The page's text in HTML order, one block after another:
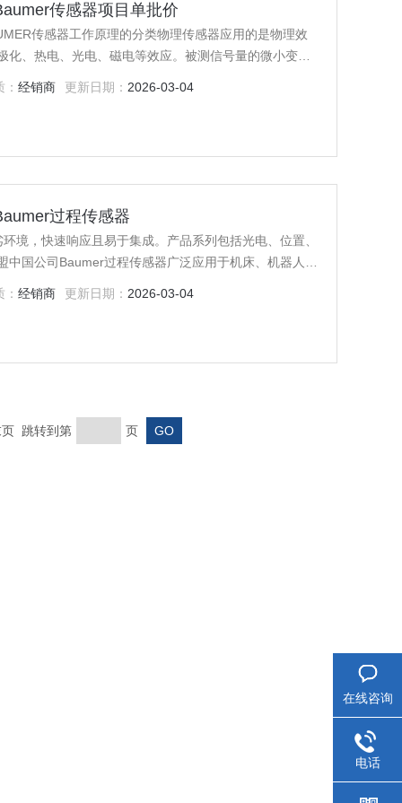
传感器项目单批价
传感器工作原理的分类物理传感器应用的是物理效
、热电、光电、磁电等效应。被测信号量的微小变化
：经销商 更新日期： 2026-03-04
过程传感器
境，快速响应且易于集成。产品系列包括光电、位置、
国公司Baumer过程传感器广泛应用于机床、机器人、
：经销商 更新日期： 2026-03-04
跳转到第 页
在线咨询
电话